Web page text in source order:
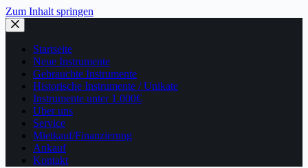
Zum Inhalt springen
Startseite
Neue Instrumente
Gebrauchte Instrumente
Historische Instrumente / Unikate
Instrumente unter 1.000€
Über uns
Service
Mietkauf/Finanzierung
Ankauf
Kontakt